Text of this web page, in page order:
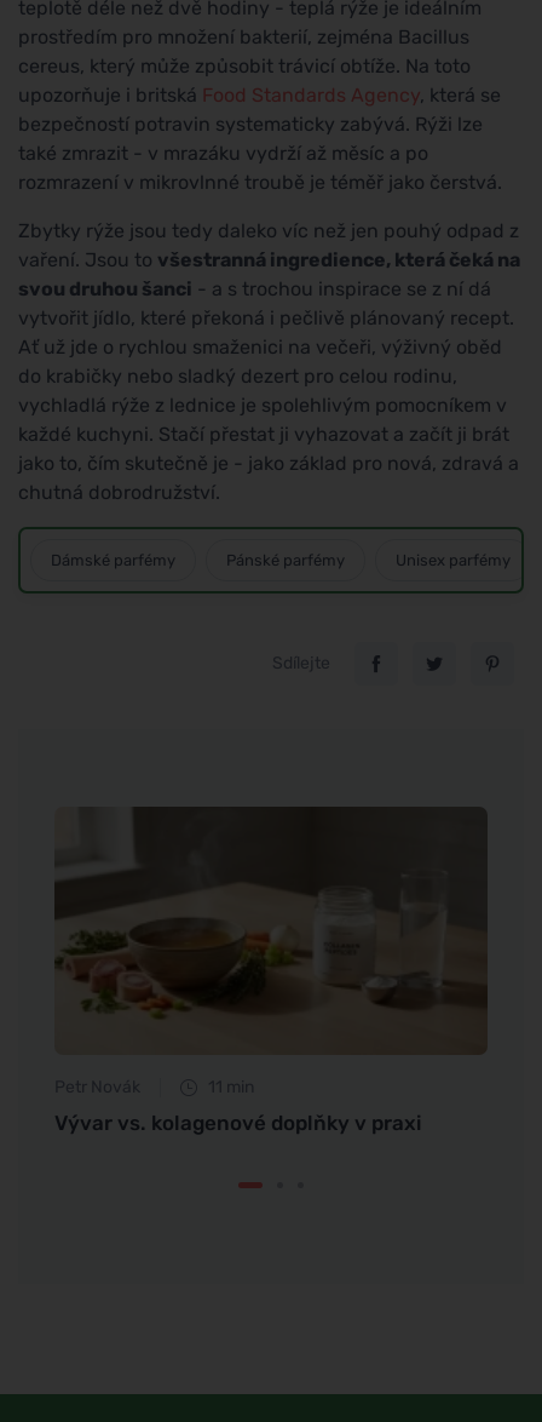
teplotě déle než dvě hodiny - teplá rýže je ideálním
prostředím pro množení bakterií, zejména Bacillus
cereus, který může způsobit trávicí obtíže. Na toto
upozorňuje i britská Food Standards Agency, která se
bezpečností potravin systematicky zabývá. Rýži lze
také zmrazit - v mrazáku vydrží až měsíc a po
rozmrazení v mikrovlnné troubě je téměř jako čerstvá.
Zbytky rýže jsou tedy daleko víc než jen pouhý odpad z
vaření. Jsou to všestranná ingredience, která čeká na
svou druhou šanci - a s trochou inspirace se z ní dá
vytvořit jídlo, které překoná i pečlivě plánovaný recept.
Ať už jde o rychlou smaženici na večeři, výživný oběd
do krabičky nebo sladký dezert pro celou rodinu,
vychladlá rýže z lednice je spolehlivým pomocníkem v
každé kuchyni. Stačí přestat ji vyhazovat a začít ji brát
jako to, čím skutečně je - jako základ pro nová, zdravá a
chutná dobrodružství.
Dámské parfémy Pánské parfémy Unisex parfémy
Sdílejte
Petr Novák 11 min
Vývar vs. kolagenové doplňky v praxi